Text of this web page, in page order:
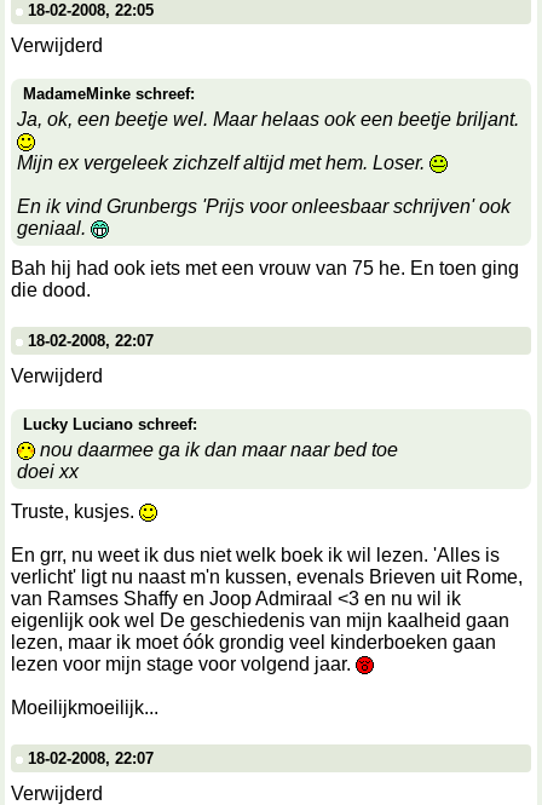
18-02-2008, 22:05
Verwijderd
MadameMinke schreef:
Ja, ok, een beetje wel. Maar helaas ook een beetje briljant.
Mijn ex vergeleek zichzelf altijd met hem. Loser.
En ik vind Grunbergs 'Prijs voor onleesbaar schrijven' ook
geniaal.
Bah hij had ook iets met een vrouw van 75 he. En toen ging
die dood.
18-02-2008, 22:07
Verwijderd
Lucky Luciano schreef:
nou daarmee ga ik dan maar naar bed toe
doei xx
Truste, kusjes.
En grr, nu weet ik dus niet welk boek ik wil lezen. 'Alles is
verlicht' ligt nu naast m'n kussen, evenals Brieven uit Rome,
van Ramses Shaffy en Joop Admiraal <3 en nu wil ik
eigenlijk ook wel De geschiedenis van mijn kaalheid gaan
lezen, maar ik moet óók grondig veel kinderboeken gaan
lezen voor mijn stage voor volgend jaar.
Moeilijkmoeilijk...
18-02-2008, 22:07
Verwijderd